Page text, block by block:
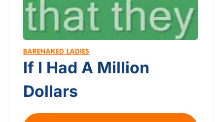
BARENAKED LADIES
If I Had A Million
Dollars